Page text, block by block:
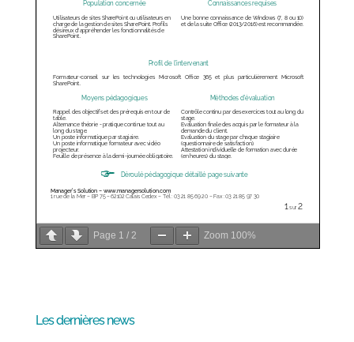
Page 1 / 2 Zoom 100%
Les dernières news